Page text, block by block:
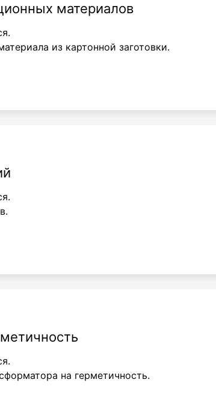
материалов
из картонной заготовки.
на герметичность.